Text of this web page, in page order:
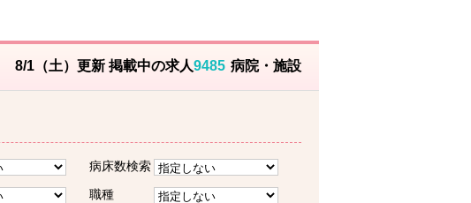
8/1（土）更新 掲載中の求人9485 病院・施設
病床数検索
職種